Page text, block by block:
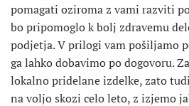
pomagati oziroma z vami razviti
bo pripomoglo k bolj zdravemu
podjetja. V prilogi vam pošiljamo
ga lahko dobavimo po dogovoru.
lokalno pridelane izdelke, zato
na voljo skozi celo leto, z izjemo